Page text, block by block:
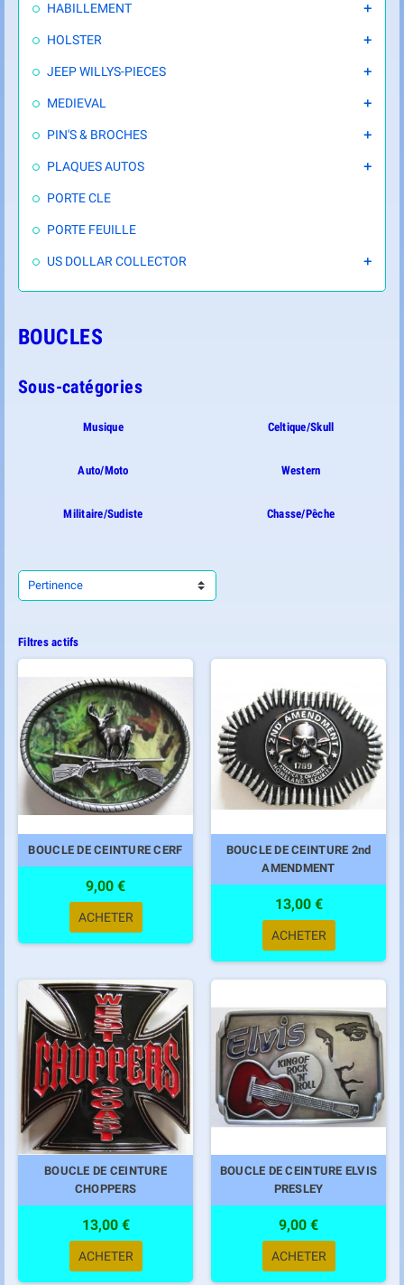
HABILLEMENT 
HOLSTER 
JEEP WILLYS-PIECES 
MEDIEVAL 
PIN'S & BROCHES 
PLAQUES AUTOS 
PORTE CLE
PORTE FEUILLE
US DOLLAR COLLECTOR 
BOUCLES
Sous-catégories
Musique Celtique/Skull
Auto/Moto Western
Militaire/Sudiste Chasse/Pêche
Pertinence
Filtres actifs
BOUCLE DE CEINTURE CERF
9,00 €
ACHETER
BOUCLE DE CEINTURE 2nd
AMENDMENT
13,00 €
ACHETER
BOUCLE DE CEINTURE
CHOPPERS
13,00 €
ACHETER
BOUCLE DE CEINTURE ELVIS
PRESLEY
9,00 €
ACHETER